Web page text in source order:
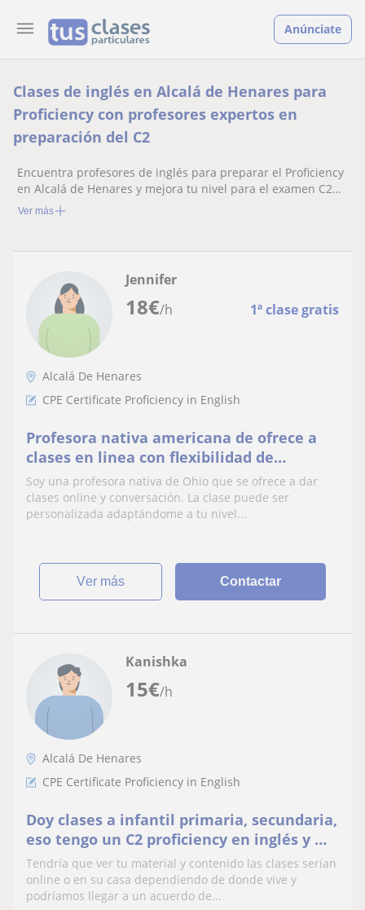
Anúnciate
Clases de inglés en Alcalá de Henares para
Proficiency con profesores expertos en
preparación del C2
Encuentra profesores de inglés para preparar el Proficiency
en Alcalá de Henares y mejora tu nivel para el examen C2
de Cambridge
Ver más
18€/h 1ª clase gratis
Jennifer
Alcalá De Henares
CPE Certificate Proficiency in English
Profesora nativa americana de ofrece a
clases en linea con flexibilidad de
horarios
Soy una profesora nativa de Ohio que se ofrece a dar
clases online y conversación. La clase puede ser
personalizada adaptándome a tu nivel...
ver más Contactar
15€/h
Kanishka
Alcalá De Henares
CPE Certificate Proficiency in English
Doy clases a infantil primaria, secundaria,
eso tengo un C2 proficiency en inglés y mi
media de mates sociales en bachillerato
es
Tendría que ver tu material y contenido las clases serían
online o en su casa dependiendo de donde vive y
podríamos llegar a un acuerdo de...